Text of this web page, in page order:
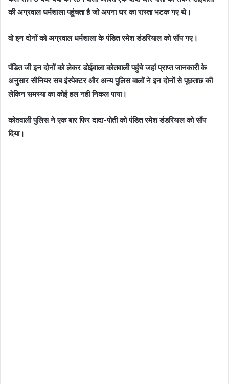
की अग्रवाल धर्मशाला पहुंचता है जो अपना घर का रास्ता भटक गए थे।
वो इन दोनों को अग्रवाल धर्मशाला के पंडित रमेश डंडरियाल को सौंप गए।
पंडित जी इन दोनों को लेकर डोईवाला कोतवाली पहुंचे जहां प्राप्त जानकारी के
अनुसार सीनियर सब इंस्पेक्टर और अन्य पुलिस वालों ने इन दोनों से पूछताछ की
लेकिन समस्या का कोई हल नही निकल पाया।
कोतवाली पुलिस ने एक बार फिर दादा-पोती को पंडित रमेश डंडरियाल को सौंप
दिया।